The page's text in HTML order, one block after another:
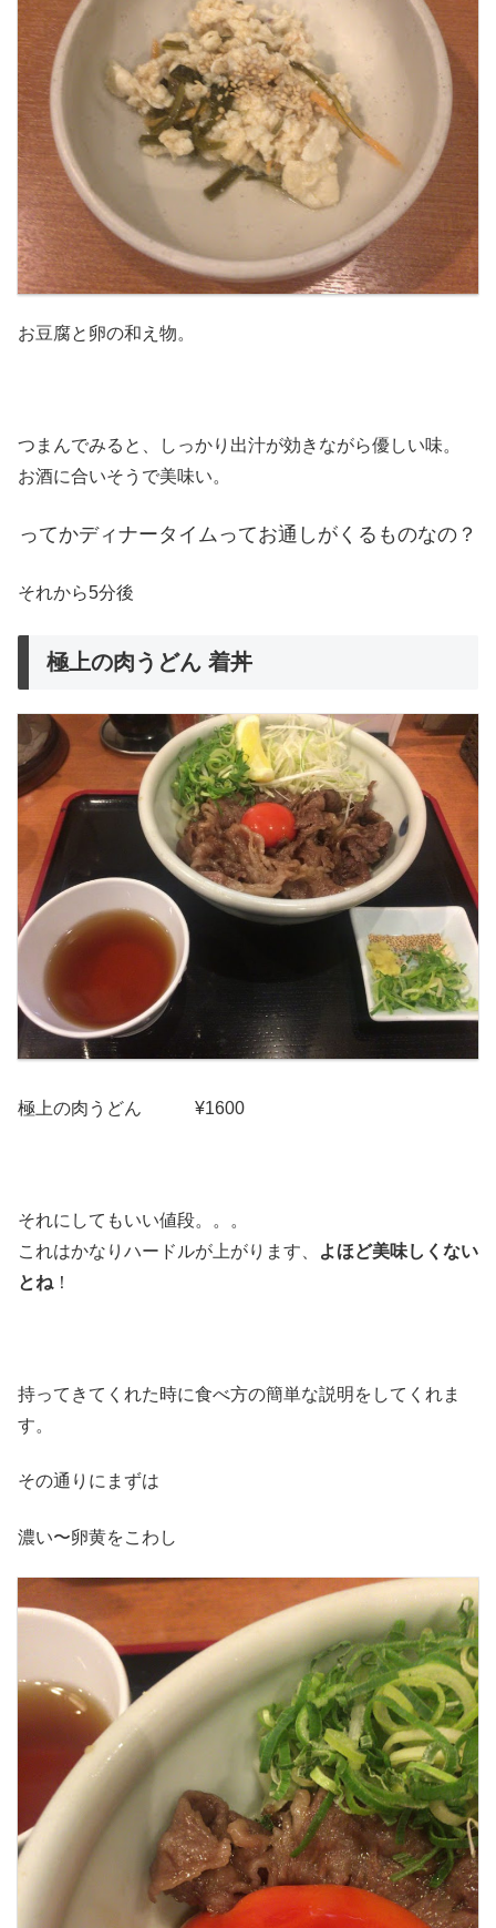
お豆腐と卵の和え物。
つまんでみると、しっかり出汁が効きながら優しい味。
お酒に合いそうで美味い。
ってかディナータイムってお通しがくるものなの？
それから5分後
極上の肉うどん 着丼
極上の肉うどん ¥1600
それにしてもいい値段。。。
これはかなりハードルが上がります、
よほど美味しくない
とね ！
持ってきてくれた時に食べ方の簡単な説明をしてくれま
す。
その通りにまずは
濃い〜卵黄をこわし